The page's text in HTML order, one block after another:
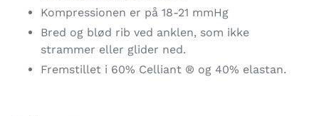
Kompressionen er på 18-21 mmHg
Bred og blød rib ved anklen, som ikke
strammer eller glider ned.
Fremstillet i 60% Celliant ® og 40% elastan.